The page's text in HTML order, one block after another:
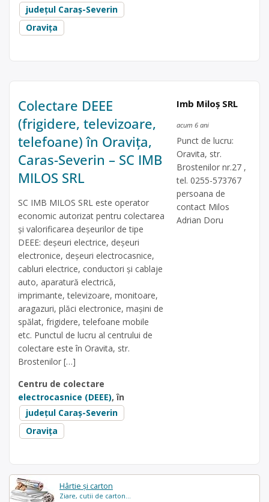
Hârtie și carton
Ziare, cutii de carton...
județul Caraș-Severin
Oravița
Colectare DEEE
(frigidere, televizoare,
telefoane) în Oravița,
Caras-Severin – SC IMB
MILOS SRL
SC IMB MILOS SRL este operator
economic autorizat pentru colectarea
și valorificarea deșeurilor de tipe
DEEE: deșeuri electrice, deșeuri
electronice, deșeuri electrocasnice,
cabluri electrice, conductori și cablaje
auto, aparatură electrică,
imprimante, televizoare, monitoare,
aragazuri, plăci electronice, mașini de
spălat, frigidere, telefoane mobile
etc. Punctul de lucru al centrului de
colectare este în Oravita, str.
Brostenilor […]
Centru de colectare
electrocasnice (DEEE), în
județul Caraș-Severin
Oravița
Imb Miloș SRL
acum 6 ani
Punct de lucru:
Oravita, str.
Brostenilor nr.27 ,
tel. 0255-573767
persoana de
contact Milos
Adrian Doru